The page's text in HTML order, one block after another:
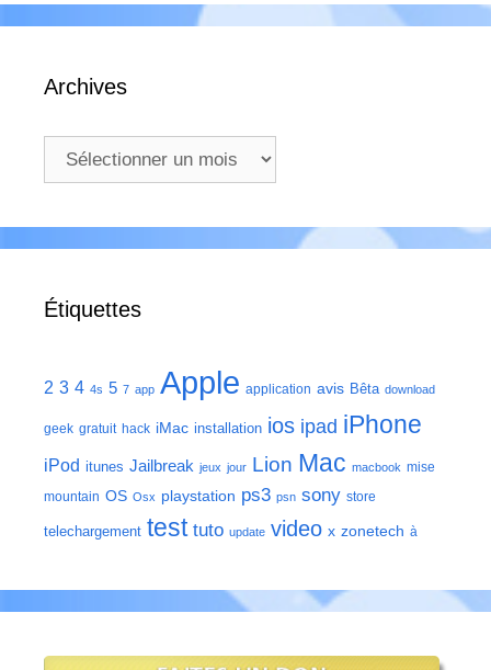
Archives
Archives
Étiquettes
2 3 4 4s 5 7 app Apple application avis Bêta download
geek gratuit hack iMac installation ios ipad iPhone
iPod itunes Jailbreak jeux jour Lion Mac macbook mise
mountain OS Osx playstation ps3 psn sony store
telechargement test tuto update video x zonetech à